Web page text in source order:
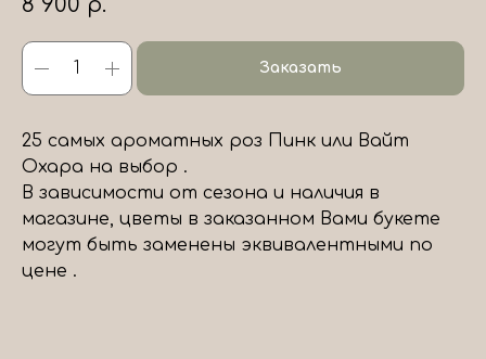
Заказать
25 самых ароматных роз Пинк или Вайт
Охара на выбор .
В зависимости от сезона и наличия в
магазине, цветы в заказанном Вами букете
могут быть заменены эквивалентными по
цене .